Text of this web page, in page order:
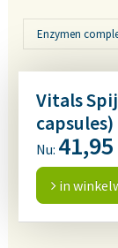
Enzymen
Vitals
capsules)
Nu: 41,95
in